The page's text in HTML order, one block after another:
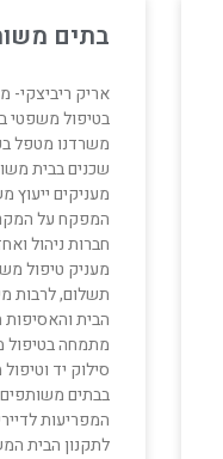
בתים
אריק ריביצקי-
בטיפול משפטי
משרדנו מטפל
שכנים בבית
מעניקים ייעוץ
המפקח על
חברות ניהול
מעניק טיפול
תשלום, לרבות
הבית
מתמחה בטיפול
סילוק יד
בבתים משותפים,
המפריעות
לתקנון הבית